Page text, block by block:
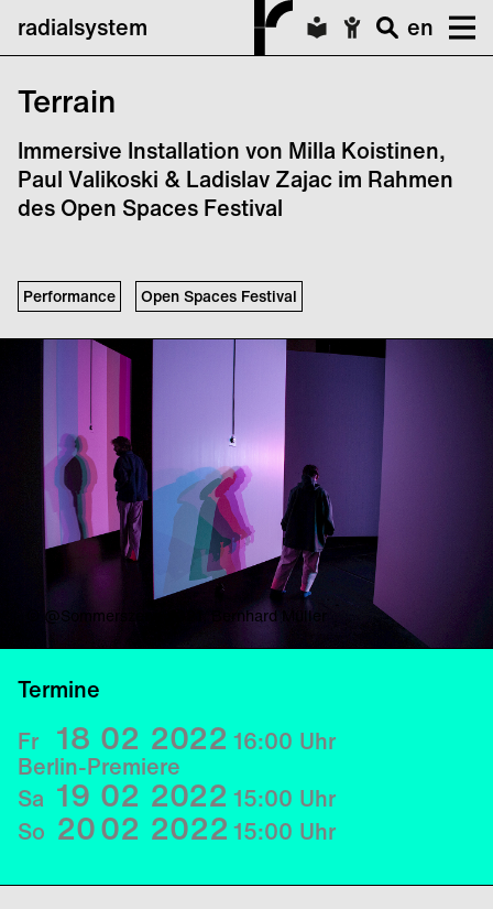
radialsystem en
Terrain
Immersive Installation von Milla Koistinen,
Paul Valikoski & Ladislav Zajac im Rahmen
des Open Spaces Festival
Performance Open Spaces Festival
© @Sommerszene 2021, Bernhard Müller
Termine
Fr 18 02 2022 16:00 Uhr
Berlin-Premiere
Sa 19 02 2022 15:00 Uhr
So 2002 2022 15:00 Uhr